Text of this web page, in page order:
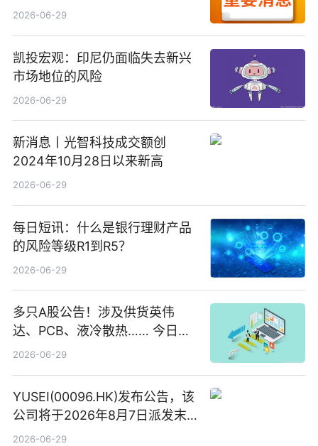
备案公示剧目197部
2026-06-29
凯投宏观：印尼仍面临失去新兴
市场地位的风险
2026-06-29
新消息丨光智科技成交额创
2024年10月28日以来新高
2026-06-29
每日短讯：什么是银行理财产品
的风险等级R1到R5？
2026-06-29
多只A股公告！涉及供货英伟
达、PCB、液冷散热…… 今日快
讯
2026-06-29
YUSEI(00096.HK)发布公告，该
公司将于2026年8月7日派发末
期股息每股人民币0.013元 每日
2026-06-29